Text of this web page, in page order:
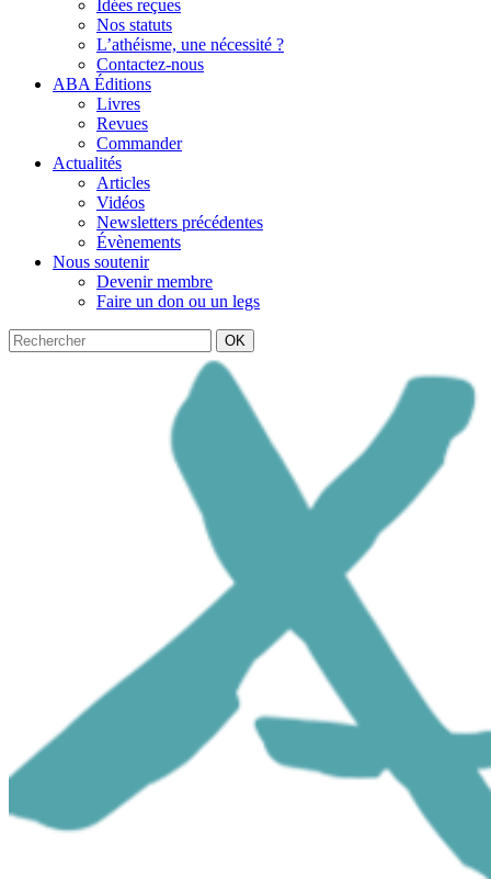
Idées reçues
Nos statuts
L’athéisme, une nécessité ?
Contactez-nous
ABA Éditions
Livres
Revues
Commander
Actualités
Articles
Vidéos
Newsletters précédentes
Évènements
Nous soutenir
Devenir membre
Faire un don ou un legs
OK